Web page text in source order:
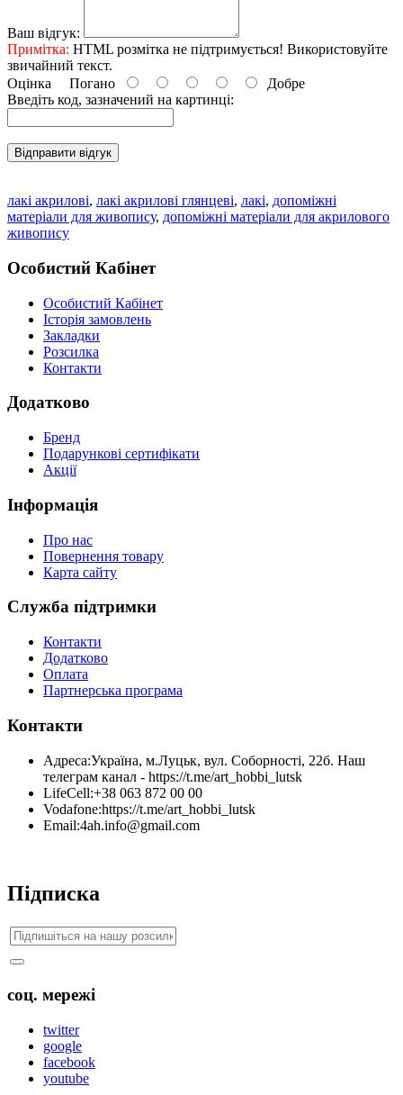
Ваш відгук:
Примітка: HTML розмітка не підтримується! Використовуйте
звичайний текст.
Оцінка Погано
Добре
Введіть код, зазначений на картинці:
Відправити відгук
лакі акрилові, лакі акрилові глянцеві, лакі, допоміжні
матеріали для живопису, допоміжні матеріали для акрилового
живопису
Особистий Кабінет
Особистий Кабінет
Історія замовлень
Закладки
Розсилка
Контакти
Додатково
Бренд
Подарункові сертифікати
Акції
Інформація
Про нас
Повернення товару
Карта сайту
Служба підтримки
Контакти
Додатково
Оплата
Партнерська програма
Контакти
Адреса:Україна, м.Луцьк, вул. Соборності, 22б. Наш
телеграм канал - https://t.me/art_hobbi_lutsk
LifeCell:+38 063 872 00 00
Vodafone:https://t.me/art_hobbi_lutsk
Email:4ah.info@gmail.com
Підписка
соц. мережі
twitter
google
facebook
youtube